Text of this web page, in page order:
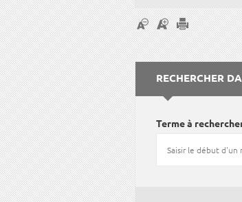
RECHERCHER
Terme à